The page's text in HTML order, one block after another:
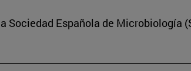
Española de Microbiología